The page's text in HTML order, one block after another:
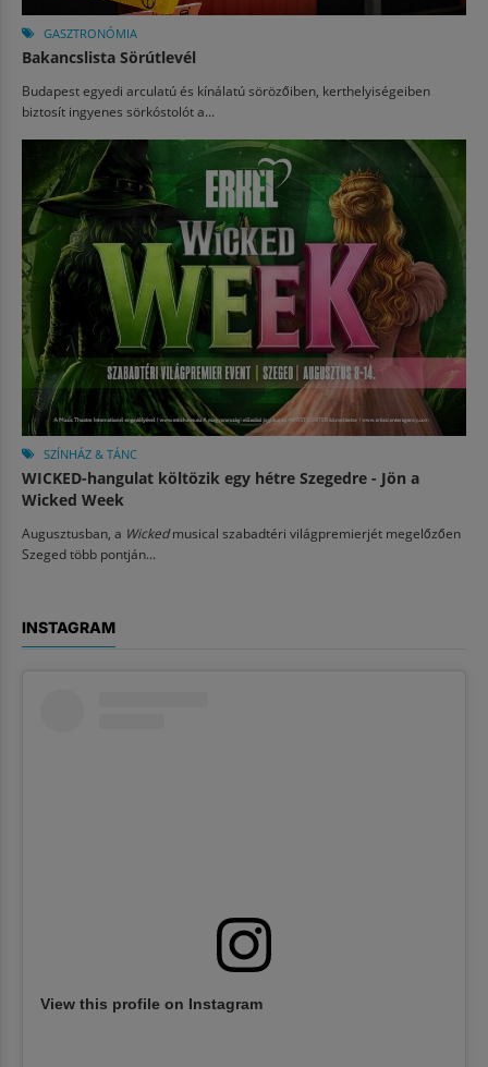
GASZTRONÓMIA
Bakancslista Sörútlevél
Budapest egyedi arculatú és kínálatú sörözőiben, kerthelyiségeiben
biztosít ingyenes sörkóstolót a...
SZÍNHÁZ & TÁNC
WICKED-hangulat költözik egy hétre Szegedre - Jön a
Wicked Week
Augusztusban, a Wickedmusical szabadtéri világpremierjét megelőzően
Szeged több pontján...
INSTAGRAM
View this profile on Instagram